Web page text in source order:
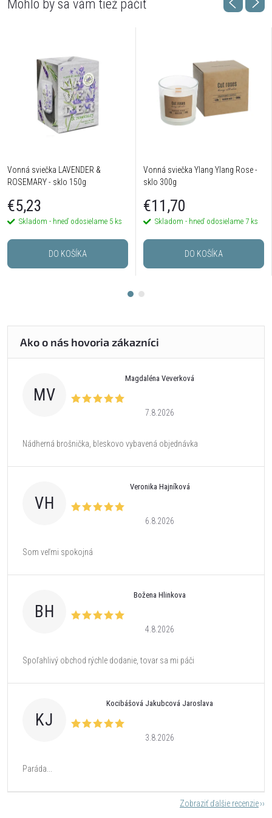
Vonná sviečka LAVENDER &
ROSEMARY - sklo 150g
€5,23
Skladom - hneď odosielame 5 ks
DO KOŠÍKA
Vonná sviečka Ylang Ylang Rose -
sklo 300g
€11,70
Skladom - hneď odosielame 7 ks
DO KOŠÍKA
MV
Magdaléna Veverková
7.8.2026
Nádherná brošnička, bleskovo vybavená objednávka
VH
Veronika Hajníková
6.8.2026
Som veľmi spokojná
BH
Božena Hlinkova
4.8.2026
Spoľahlivý obchod rýchle dodanie, tovar sa mi páči
KJ
Kocibášová Jakubcová Jaroslava
3.8.2026
Paráda...
Zobraziť ďalšie recenzie